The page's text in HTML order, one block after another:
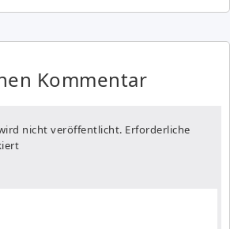
Kommentar
nicht veröffentlicht. Erforderliche